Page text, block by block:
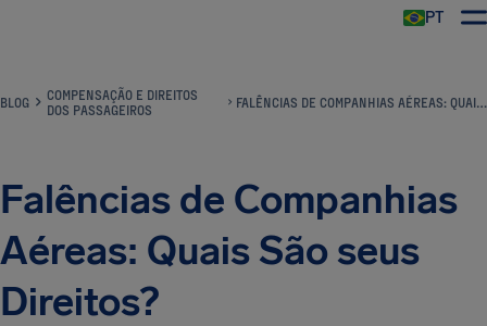
PT
BLOG
COMPENSAÇÃO E DIREITOS
DOS PASSAGEIROS
FALÊNCIAS DE COMPANHIAS AÉREAS: QUAIS SÃO SEUS DIREITOS?
Falências de Companhias
Aéreas: Quais São seus
Direitos?